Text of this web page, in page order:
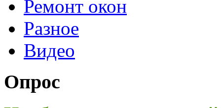
Ремонт окон
Разное
Видео
Опрос